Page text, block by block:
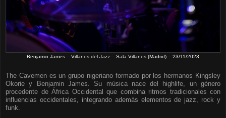
Benjamin James – Villanos del Jazz – Sala Villanos (Madrid) – 23/11/2023
The Cavemen es un grupo nigeriano formado por los hermanos Kingsley
Okorie y Benjamin James. Su música nace del highlife, un género
procedente de África Occidental que combina ritmos tradicionales con
influencias occidentales, integrando además elementos de jazz, rock y
funk.